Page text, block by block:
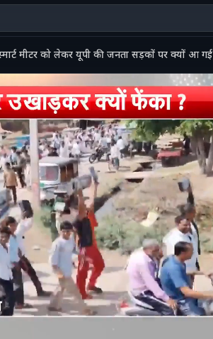
मीटर को लेकर यूपी की जनता सड़कों पर क्यों आ